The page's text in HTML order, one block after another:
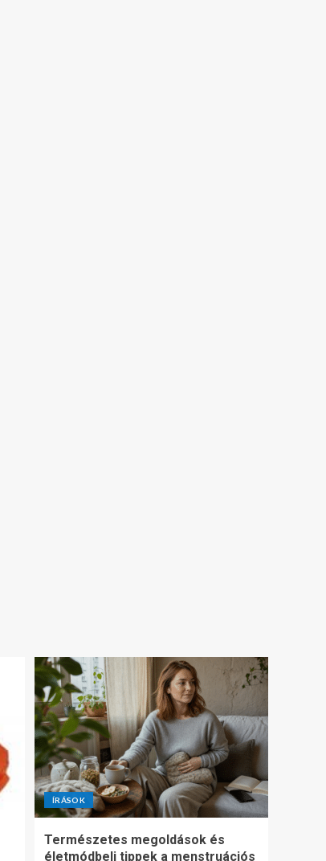
ÍRÁSOK
Természetes megoldások és
életmódbeli tippek a menstruációs